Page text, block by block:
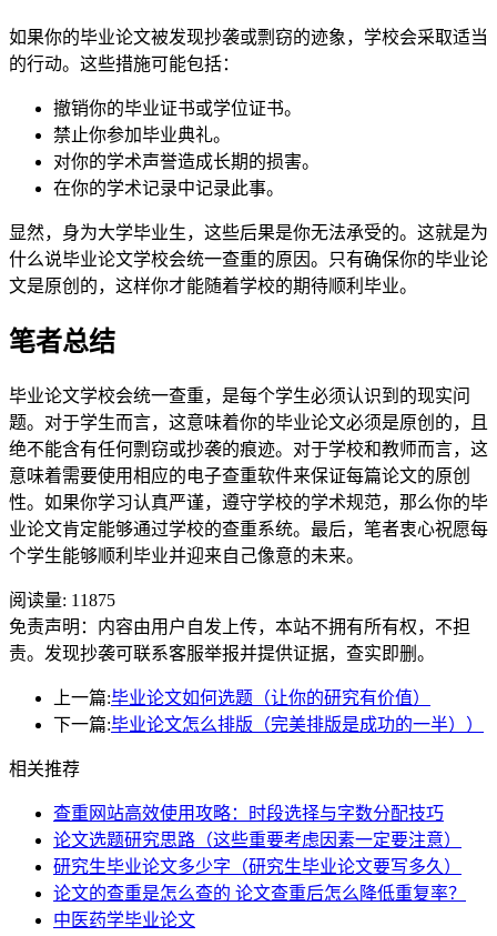
如果你的毕业论文被发现抄袭或剽窃的迹象，学校会采取适当
的行动。这些措施可能包括：
撤销你的毕业证书或学位证书。
禁止你参加毕业典礼。
对你的学术声誉造成长期的损害。
在你的学术记录中记录此事。
显然，身为大学毕业生，这些后果是你无法承受的。这就是为
什么说毕业论文学校会统一查重的原因。只有确保你的毕业论
文是原创的，这样你才能随着学校的期待顺利毕业。
笔者总结
毕业论文学校会统一查重，是每个学生必须认识到的现实问
题。对于学生而言，这意味着你的毕业论文必须是原创的，且
绝不能含有任何剽窃或抄袭的痕迹。对于学校和教师而言，这
意味着需要使用相应的电子查重软件来保证每篇论文的原创
性。如果你学习认真严谨，遵守学校的学术规范，那么你的毕
业论文肯定能够通过学校的查重系统。最后，笔者衷心祝愿每
个学生能够顺利毕业并迎来自己像意的未来。
阅读量: 11875
免责声明：内容由用户自发上传，本站不拥有所有权，不担
责。发现抄袭可联系客服举报并提供证据，查实即删。
上一篇:毕业论文如何选题（让你的研究有价值）
下一篇:毕业论文怎么排版（完美排版是成功的一半））
相关推荐
查重网站高效使用攻略：时段选择与字数分配技巧
论文选题研究思路（这些重要考虑因素一定要注意）
研究生毕业论文多少字（研究生毕业论文要写多久）
论文的查重是怎么查的 论文查重后怎么降低重复率？
中医药学毕业论文